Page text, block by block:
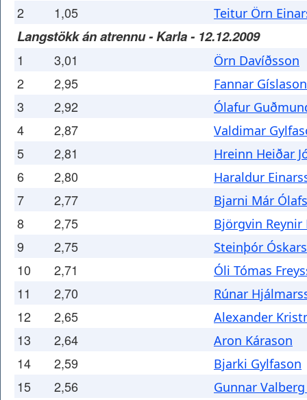
2 1,05 Teitur Örn
Langstökk án atrennu - Karla - 12.12.2009
1 3,01 Örn Davíðsson
2 2,95 Fannar Gíslason
3 2,92 Ólafur
4 2,87 Valdimar
5 2,81 Hreinn Heiðar
6 2,80 Haraldur
7 2,77 Bjarni Már
8 2,75 Björgvin Reynir
9 2,75 Steinþór
10 2,71 Óli Tómas
11 2,70 Rúnar
12 2,65 Alexander
13 2,64 Aron Kárason
14 2,59 Bjarki Gylfason
15 2,56 Gunnar